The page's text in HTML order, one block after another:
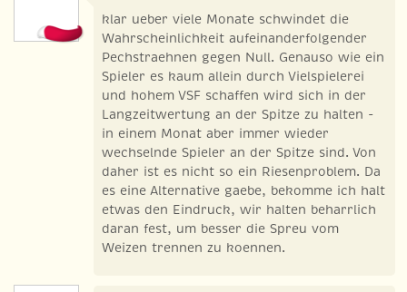
klar ueber viele Monate schwindet die
Wahrscheinlichkeit aufeinanderfolgender
Pechstraehnen gegen Null. Genauso wie ein
Spieler es kaum allein durch Vielspielerei
und hohem VSF schaffen wird sich in der
Langzeitwertung an der Spitze zu halten -
in einem Monat aber immer wieder
wechselnde Spieler an der Spitze sind. Von
daher ist es nicht so ein Riesenproblem. Da
es eine Alternative gaebe, bekomme ich halt
etwas den Eindruck, wir halten beharrlich
daran fest, um besser die Spreu vom
Weizen trennen zu koennen.